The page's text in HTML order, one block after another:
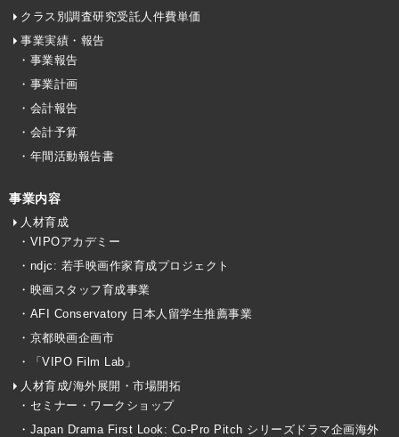
クラス別調査研究受託人件費単価
事業実績・報告
・事業報告
・事業計画
・会計報告
・会計予算
・年間活動報告書
事業内容
人材育成
・VIPOアカデミー
・ndjc: 若手映画作家育成プロジェクト
・映画スタッフ育成事業
・AFI Conservatory 日本人留学生推薦事業
・京都映画企画市
・「VIPO Film Lab」
人材育成/海外展開・市場開拓
・セミナー・ワークショップ
・Japan Drama First Look: Co-Pro Pitch シリーズドラマ企画海外